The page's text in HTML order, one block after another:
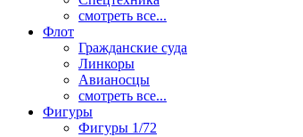
смотреть все...
Флот
Гражданские суда
Линкоры
Авианосцы
смотреть все...
Фигуры
Фигуры 1/72